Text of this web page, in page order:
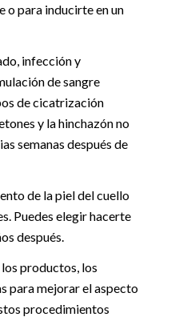
o para inducirte en un
infección y
de sangre
de cicatrización
y la hinchazón no
semanas después de
de la piel del cuello
Puedes elegir hacerte
después.
productos, los
para mejorar el aspecto
procedimientos